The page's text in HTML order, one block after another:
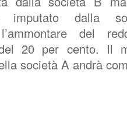
dalla
l’ammontare del
20 per cento. Il
società A andrà